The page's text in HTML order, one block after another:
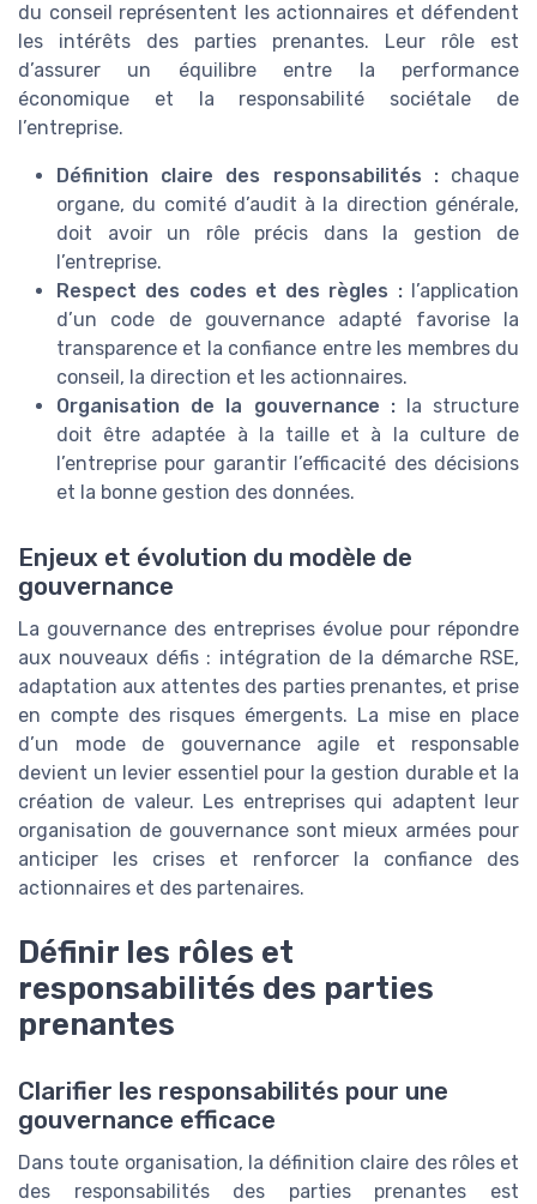
du conseil représentent les actionnaires et défendent
les intérêts des parties prenantes. Leur rôle est
d’assurer un équilibre entre la performance
économique et la responsabilité sociétale de
l’entreprise.
Définition claire des responsabilités :chaque
organe, du comité d’audit à la direction générale,
doit avoir un rôle précis dans la gestion de
l’entreprise.
Respect des codes et des règles :l’application
d’un code de gouvernance adapté favorise la
transparence et la confiance entre les membres du
conseil, la direction et les actionnaires.
Organisation de la gouvernance :la structure
doit être adaptée à la taille et à la culture de
l’entreprise pour garantir l’efficacité des décisions
et la bonne gestion des données.
Enjeux et évolution du modèle de
gouvernance
La gouvernance des entreprises évolue pour répondre
aux nouveaux défis : intégration de la démarche RSE,
adaptation aux attentes des parties prenantes, et prise
en compte des risques émergents. La mise en place
d’un mode de gouvernance agile et responsable
devient un levier essentiel pour la gestion durable et la
création de valeur. Les entreprises qui adaptent leur
organisation de gouvernance sont mieux armées pour
anticiper les crises et renforcer la confiance des
actionnaires et des partenaires.
Définir les rôles et
responsabilités des parties
prenantes
Clarifier les responsabilités pour une
gouvernance efficace
Dans toute organisation, la définition claire des rôles et
des responsabilités des parties prenantes est